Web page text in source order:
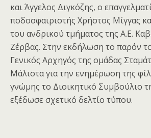
και Άγγελος Διγκόζης, ο
ποδοσφαιριστής Χρήστος Μίγγας
του ανδρικού τμήματος της Α.Ε.
Ζέρβας. Στην εκδήλωση το παρόν
Γενικός Αρχηγός της ομάδας
Μάλιστα για την ενημέρωση της
γνώμης το Διοικητικό Συμβούλιο
εξέδωσε σχετικό δελτίο τύπου.